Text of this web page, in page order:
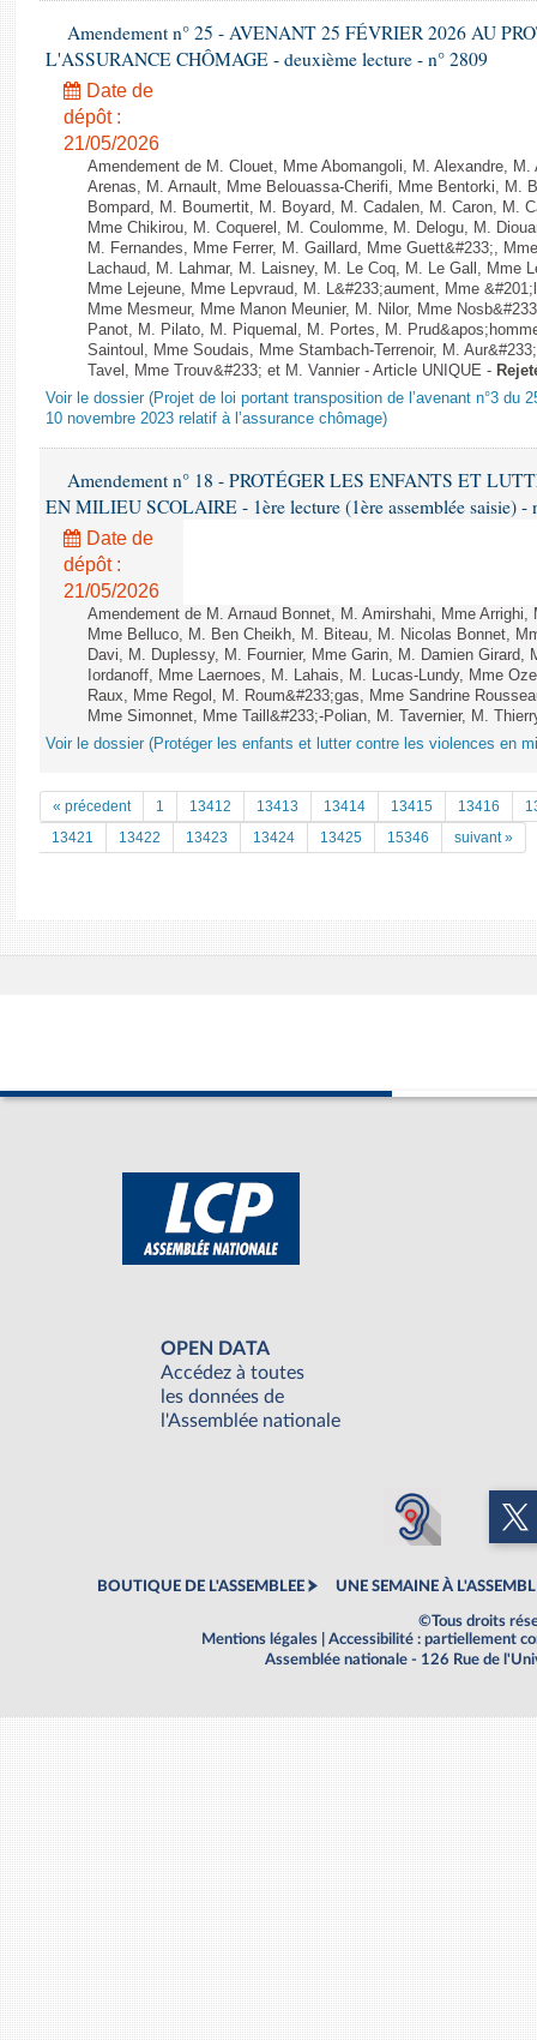
Amendement n° 25 - AVENANT 25 FÉVRIER 2026 AU
L'ASSURANCE CHÔMAGE - deuxième lecture - n° 2809
Date de
dépôt :
21/05/2026
Amendement de M. Clouet, Mme Abomangoli, M. Alexandre,
Arenas, M. Arnault, Mme Belouassa-Cherifi, Mme Bentorki, M.
Bompard, M. Boumertit, M. Boyard, M. Cadalen, M. Caron, M.
Mme Chikirou, M. Coquerel, M. Coulomme, M. Delogu, M.
M. Fernandes, Mme Ferrer, M. Gaillard, Mme Guett&#233;,
Lachaud, M. Lahmar, M. Laisney, M. Le Coq, M. Le Gall, Mme
Mme Lejeune, Mme Lepvraud, M. L&#233;aument, Mme
Mme Mesmeur, Mme Manon Meunier, M. Nilor, Mme
Panot, M. Pilato, M. Piquemal, M. Portes, M.
Saintoul, Mme Soudais, Mme Stambach-Terrenoir, M.
Tavel, Mme Trouv&#233; et M. Vannier - Article UNIQUE -
Voir le dossier (Projet de loi portant transposition de l’avenant n°3 du
10 novembre 2023 relatif à l’assurance chômage)
Amendement n° 18 - PROTÉGER LES ENFANTS ET
EN MILIEU SCOLAIRE - 1ère lecture (1ère assemblée saisie) -
Date de
dépôt :
21/05/2026
Amendement de M. Arnaud Bonnet, M. Amirshahi, Mme
Mme Belluco, M. Ben Cheikh, M. Biteau, M. Nicolas Bonnet,
Davi, M. Duplessy, M. Fournier, Mme Garin, M. Damien Girard,
Iordanoff, Mme Laernoes, M. Lahais, M. Lucas-Lundy, Mme
Raux, Mme Regol, M. Roum&#233;gas, Mme Sandrine
Mme Simonnet, Mme Taill&#233;-Polian, M. Tavernier, M.
Voir le dossier (Protéger les enfants et lutter contre les violences en
« précedent 1 13412 13413 13414 13415 13416
13421
13422 13423 13424 13425 15346 suivant »
OPEN DATA
Accédez à toutes
les données de
l'Assemblée nationale
BOUTIQUE DE L'ASSEMBLEE UNE SEMAINE À
©Tous droits
Mentions légales
Accessibilité : partiellement
Assemblée nationale - 126 Rue de